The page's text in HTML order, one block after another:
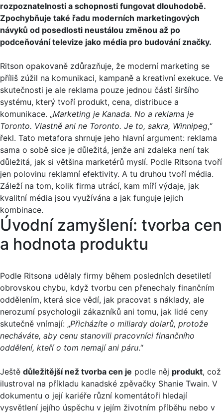
rozpoznatelnosti a schopnosti fungovat dlouhodobě.
Zpochybňuje také řadu moderních marketingových
návyků od posedlosti neustálou změnou až po
podceňování televize jako média pro budování značky.
Ritson opakovaně zdůrazňuje, že moderní marketing se
příliš zúžil na komunikaci, kampaně a kreativní exekuce. Ve
skutečnosti je ale reklama pouze jednou částí širšího
systému, který tvoří produkt, cena, distribuce a
komunikace. „Marketing je Kanada. No a reklama je
Toronto. Vlastně ani ne Toronto. Je to, sakra, Winnipeg,“
řekl. Tato metafora shrnuje jeho hlavní argument: reklama
sama o sobě sice je důležitá, jenže ani zdaleka není tak
důležitá, jak si většina marketérů myslí. Podle Ritsona tvoří
jen polovinu reklamní efektivity. A tu druhou tvoří média.
Záleží na tom, kolik firma utrácí, kam míří výdaje, jak
kvalitní média jsou využívána a jak funguje jejich
kombinace.
Úvodní zamyšlení: tvorba cen
a hodnota produktu
Podle Ritsona udělaly firmy během posledních desetiletí
obrovskou chybu, když tvorbu cen přenechaly finančním
oddělením, která sice vědí, jak pracovat s náklady, ale
nerozumí psychologii zákazníků ani tomu, jak lidé ceny
skutečně vnímají: „Přicházíte o miliardy dolarů, protože
necháváte, aby cenu stanovili pracovníci finančního
oddělení, kteří o tom nemají ani páru.“
Ještě důležitější než tvorba cen je podle něj produkt, což
ilustroval na příkladu kanadské zpěvačky Shanie Twain. V
dokumentu o její kariéře různí komentátoři hledají
vysvětlení jejího úspěchu v jejím životním příběhu nebo v